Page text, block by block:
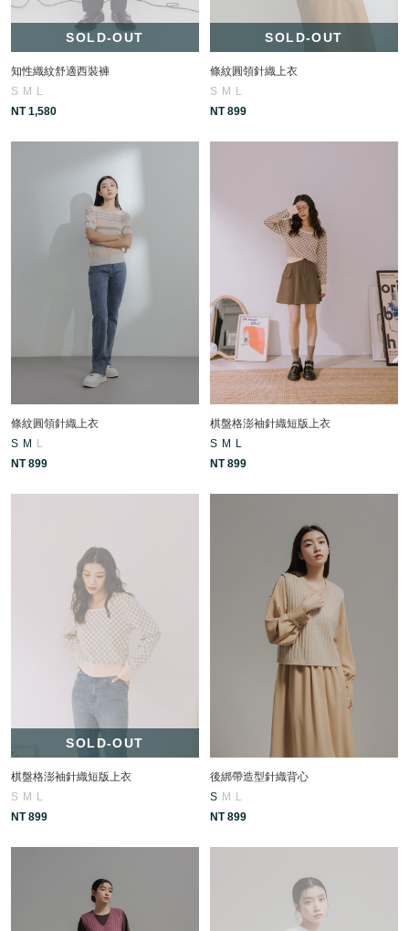
SOLD-OUT
知性織紋舒適西裝褲
S M
L
NT 1,580
SOLD-OUT
條紋圓領針織上衣
S M
L
NT 899
條紋圓領針織上衣
S M
L
NT 899
棋盤格澎袖針織短版上衣
S M
L
NT 899
SOLD-OUT
棋盤格澎袖針織短版上衣
S M L
NT 899
後綁帶造型針織背心
S M L
NT 899